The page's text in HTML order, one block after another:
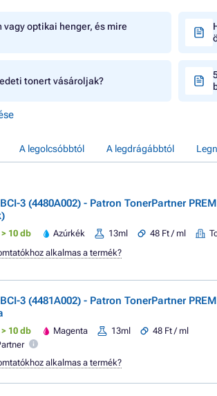
vagy optikai henger, és mire
tonert vásároljak?
A legolcsóbbtól A legdrágábbtól
3 (4480A002) - Patron TonerPartner
10 db Azúrkék 13ml 48 Ft / ml
alkalmas a termék?
3 (4481A002) - Patron TonerPartner
10 db Magenta 13ml
48 Ft / ml
alkalmas a termék?